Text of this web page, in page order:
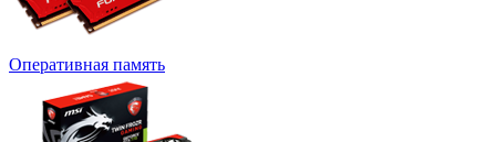
Оперативная память